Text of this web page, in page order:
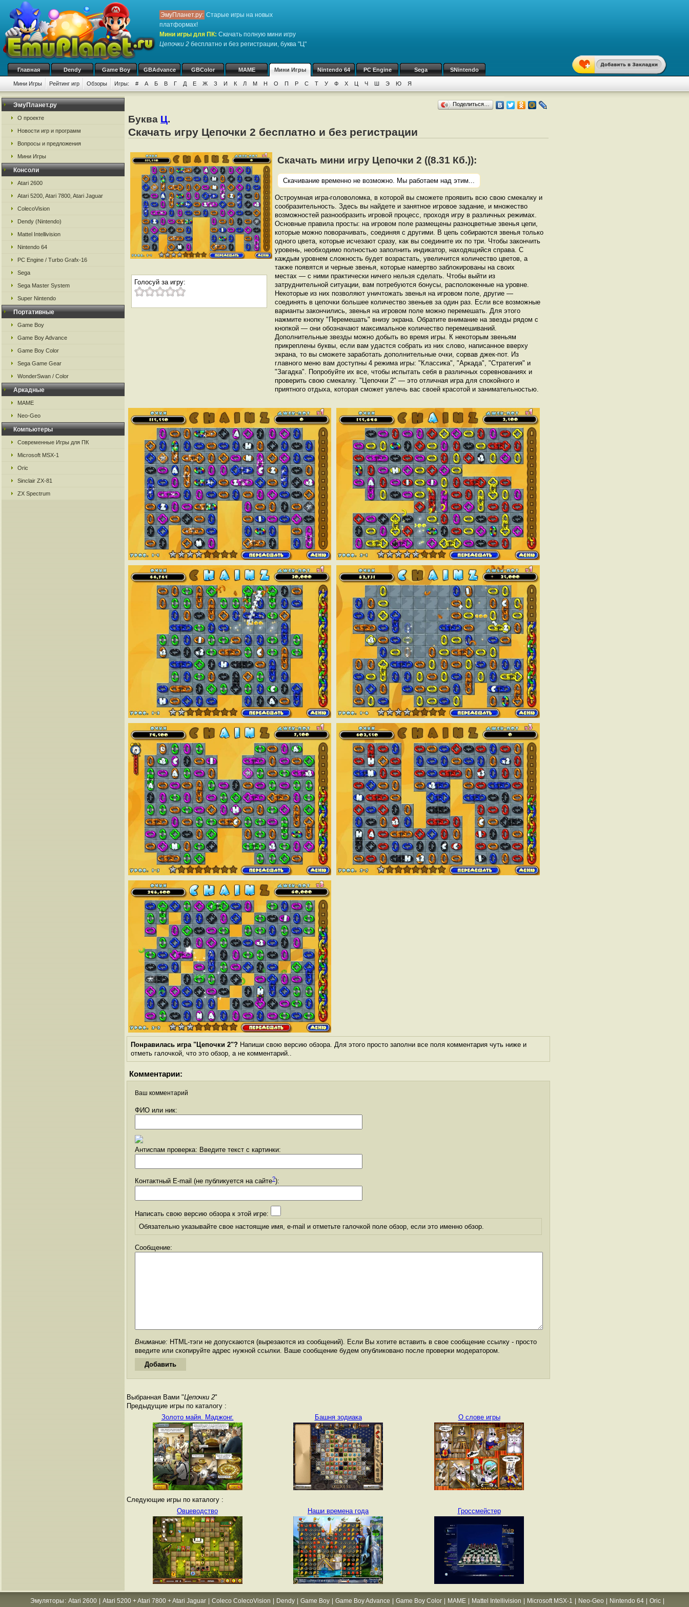
ЭмуПланет.ру: Старые игры на новых
платформах!
Мини игры для ПК: Скачать полную мини игру
Цепочки 2 бесплатно и без регистрации, буква "Ц"
Главная Dendy Game Boy GBAdvance GBColor MAME Мини Игры Nintendo 64 PC Engine Sega SNintendo
Мини Игры Рейтинг игр Обзоры Игры: # А Б В Г Д Е Ж З И К Л М Н О П Р С Т У Ф Х Ц Ч Ш Э Ю Я
ЭмуПланет.ру
О проекте
Новости игр и программ
Вопросы и предложения
Мини Игры
Консоли
Atari 2600
Atari 5200, Atari 7800, Atari Jaguar
ColecoVision
Dendy (Nintendo)
Mattel Intellivision
Nintendo 64
PC Engine / Turbo Grafx-16
Sega
Sega Master System
Super Nintendo
Портативные
Game Boy
Game Boy Advance
Game Boy Color
Sega Game Gear
WonderSwan / Color
Аркадные
MAME
Neo-Geo
Компьютеры
Современные Игры для ПК
Microsoft MSX-1
Oric
Sinclair ZX-81
ZX Spectrum
Поделиться…
Буква Ц.
Скачать игру Цепочки 2 бесплатно и без регистрации
Голосуй за игру:
Скачать мини игру Цепочки 2 ((8.31 Кб.)):
Скачивание временно не возможно. Мы работаем над этим...
Остроумная игра-головоломка, в которой вы сможете проявить всю свою смекалку и
сообразительность. Здесь вы найдете и занятное игровое задание, и множество
возможностей разнообразить игровой процесс, проходя игру в различных режимах.
Основные правила просты: на игровом поле размещены разноцветные звенья цепи,
которые можно поворачивать, соединяя с другими. В цепь собираются звенья только
одного цвета, которые исчезают сразу, как вы соедините их по три. Чтобы закончить
уровень, необходимо полностью заполнить индикатор, находящийся справа. С
каждым уровнем сложность будет возрастать, увеличится количество цветов, а
также появятся и черные звенья, которые намертво заблокированы на своих
местах — с ними практически ничего нельзя сделать. Чтобы выйти из
затруднительной ситуации, вам потребуются бонусы, расположенные на уровне.
Некоторые из них позволяют уничтожать звенья на игровом поле, другие —
соединять в цепочки большее количество звеньев за один раз. Если все возможные
варианты закончились, звенья на игровом поле можно перемешать. Для этого
нажмите кнопку "Перемешать" внизу экрана. Обратите внимание на звезды рядом с
кнопкой — они обозначают максимальное количество перемешиваний.
Дополнительные звезды можно добыть во время игры. К некоторым звеньям
прикреплены буквы, если вам удастся собрать из них слово, написанное вверху
экрана, то вы сможете заработать дополнительные очки, сорвав джек-пот. Из
главного меню вам доступны 4 режима игры: "Классика", "Аркада", "Стратегия" и
"Загадка". Попробуйте их все, чтобы испытать себя в различных соревнованиях и
проверить свою смекалку. "Цепочки 2" — это отличная игра для спокойного и
приятного отдыха, которая сможет увлечь вас своей красотой и занимательностью.
Понравилась игра "Цепочки 2"? Напиши свою версию обзора. Для этого просто заполни все поля комментария чуть ниже и
отметь галочкой, что это обзор, а не комментарий..
Комментарии:
Ваш комментарий
ФИО или ник:
Антиспам проверка: Введите текст с картинки:
Контактный E-mail (не публикуется на сайте?):
Написать свою версию обзора к этой игре:
Обязательно указывайте свое настоящие имя, e-mail и отметьте галочкой поле обзор, если это именно обзор.
Сообщение:
Внимание: HTML-тэги не допускаются (вырезаются из сообщений). Если Вы хотите вставить в свое сообщение ссылку - просто
введите или скопируйте адрес нужной ссылки. Ваше сообщение будем опубликовано после проверки модератором.
Выбранная Вами "Цепочки 2"
Предыдущие игры по каталогу :
Золото майя. Маджонг.
Башня зодиака О слове игры
Следующие игры по каталогу :
Овцеводство
Наши времена года Гроссмейстер
Эмуляторы : Atari 2600 Atari 5200 + Atari 7800 + Atari Jaguar Coleco ColecoVision Dendy Game Boy Game Boy Advance Game Boy Color MAME Mattel Intellivision Microsoft MSX-1 Neo-Geo Nintendo 64 Oric